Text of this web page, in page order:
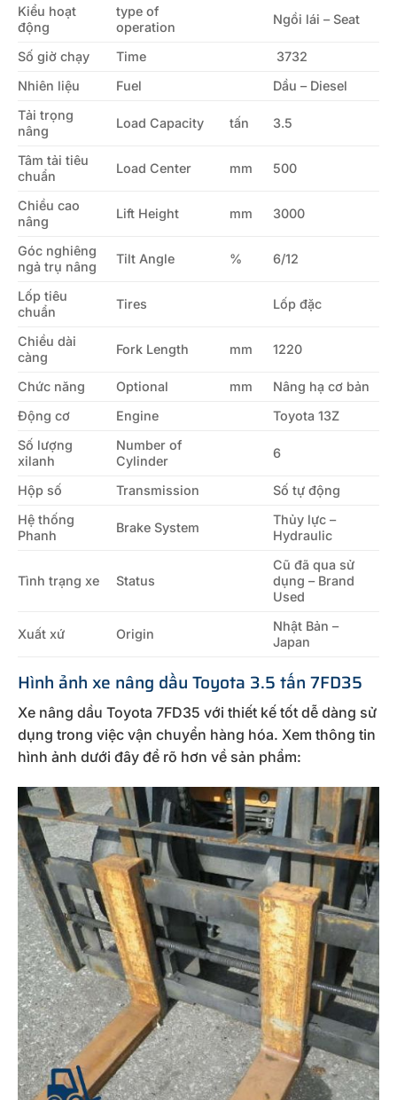
Kiểu hoạt
động
type of
operation
Ngồi lái – Seat
Số giờ chạy Time
3732
Nhiên liệu
Fuel
Dầu – Diesel
Tải trọng
nâng
Load Capacity tấn 3.5
Tâm tải tiêu
chuẩn
Load Center mm 500
Chiều cao
nâng
Lift Height mm 3000
Góc nghiêng
ngả trụ nâng
Tilt Angle % 6/12
Lốp tiêu
chuẩn
Tires Lốp đặc
Chiều dài
càng
Fork Length mm 1220
Chức năng Optional mm
Nâng hạ cơ bản
Động cơ
Engine
Toyota 13Z
Số lượng
xilanh
Number of
Cylinder
6
Hộp số Transmission
Số tự động
Hệ thống
Phanh
Brake System
Thủy lực –
Hydraulic
Tình trạng xe Status
Cũ đã qua sử
dụng – Brand
Used
Xuất xứ Origin
Nhật Bản –
Japan
Hình ảnh xe nâng dầu Toyota 3.5 tấn 7FD35
Xe nâng dầu Toyota 7FD35 với thiết kế tốt dễ dàng sử
dụng trong việc vận chuyển hàng hóa. Xem thông tin
hình ảnh dưới đây để rõ hơn về sản phẩm: